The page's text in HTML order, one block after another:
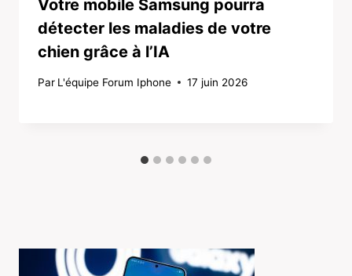
Votre mobile Samsung pourra
détecter les maladies de votre
chien grâce à l’IA
Par L'équipe Forum Iphone 17 juin 2026